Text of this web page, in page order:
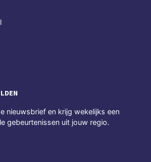
nieuwsbrief en krijg wekelijks een
gebeurtenissen uit jouw regio.